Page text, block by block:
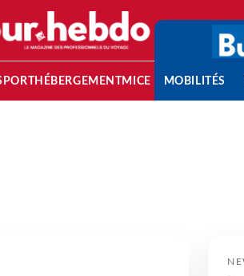
HÉBERGEMENTMICE MOBILITÉS